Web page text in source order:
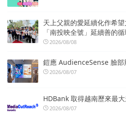
天上父親的愛延續化作希
「南投映全號」延續善的循
2026/08/08
鎧應 AudienceSense 臉部
2026/08/07
HDBank 取得越南歷來最
2026/08/07